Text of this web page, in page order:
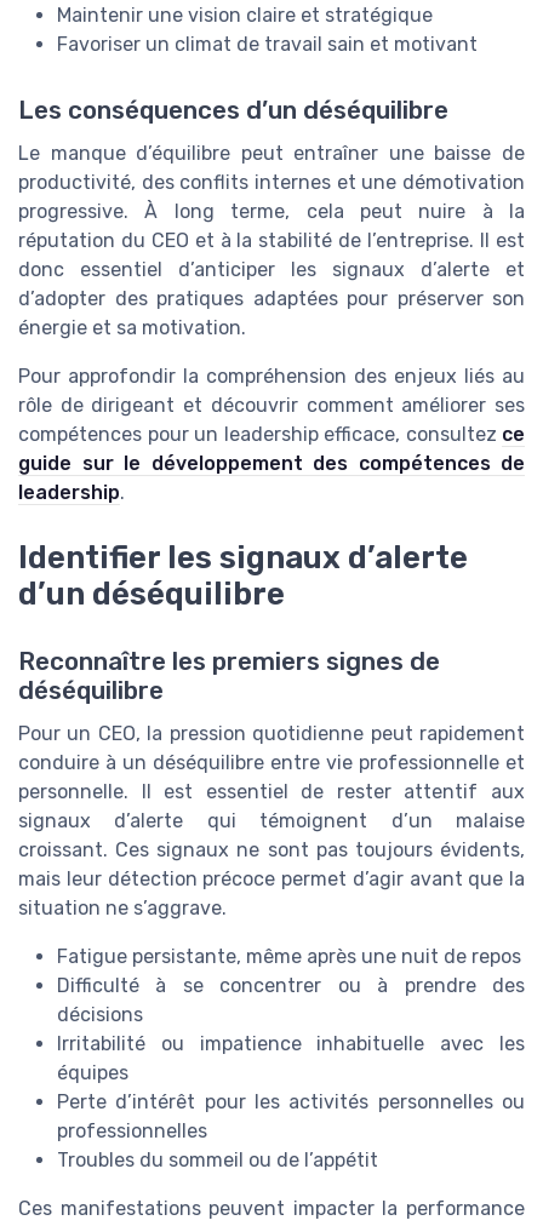
Maintenir une vision claire et stratégique
Favoriser un climat de travail sain et motivant
Les conséquences d’un déséquilibre
Le manque d’équilibre peut entraîner une baisse de
productivité, des conflits internes et une démotivation
progressive. À long terme, cela peut nuire à la
réputation du CEO et à la stabilité de l’entreprise. Il est
donc essentiel d’anticiper les signaux d’alerte et
d’adopter des pratiques adaptées pour préserver son
énergie et sa motivation.
Pour approfondir la compréhension des enjeux liés au
rôle de dirigeant et découvrir comment améliorer ses
compétences pour un leadership efficace, consultez ce
guide sur le développement des compétences de
leadership.
Identifier les signaux d’alerte
d’un déséquilibre
Reconnaître les premiers signes de
déséquilibre
Pour un CEO, la pression quotidienne peut rapidement
conduire à un déséquilibre entre vie professionnelle et
personnelle. Il est essentiel de rester attentif aux
signaux d’alerte qui témoignent d’un malaise
croissant. Ces signaux ne sont pas toujours évidents,
mais leur détection précoce permet d’agir avant que la
situation ne s’aggrave.
Fatigue persistante, même après une nuit de repos
Difficulté à se concentrer ou à prendre des
décisions
Irritabilité ou impatience inhabituelle avec les
équipes
Perte d’intérêt pour les activités personnelles ou
professionnelles
Troubles du sommeil ou de l’appétit
Ces manifestations peuvent impacter la performance